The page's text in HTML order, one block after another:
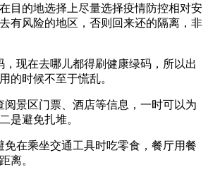
目的地选择上尽量选择疫情防控相对安
有风险的地区，否则回来还的隔离，非
现在去哪儿都得刷健康绿码，所以出
的时候不至于慌乱。
景区门票、酒店等信息，一时可以为
是避免扎堆。
在乘坐交通工具时吃零食，餐厅用餐
离。